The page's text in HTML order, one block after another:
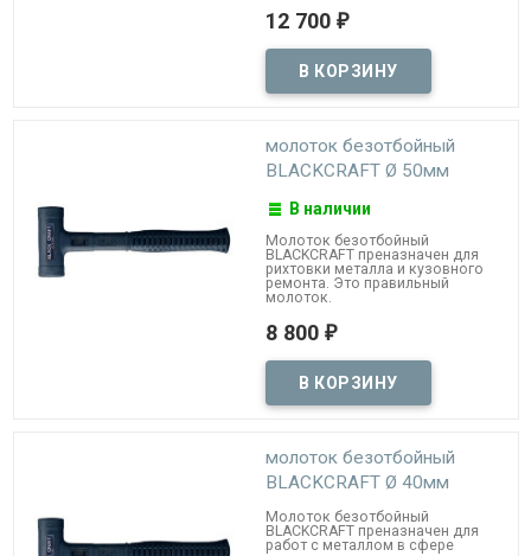
12 700 ₽
молоток безотбойный
BLACKCRAFT Ø 50мм
В наличии
Молоток безотбойный
BLACKCRAFT преназначен для
рихтовки металла и кузовного
ремонта. Это правильный
молоток.
8 800 ₽
молоток безотбойный
BLACKCRAFT Ø 40мм
Молоток безотбойный
BLACKCRAFT преназначен для
работ с металлом в сфере